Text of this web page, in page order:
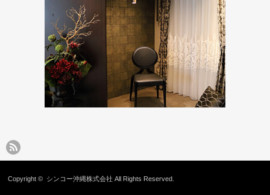
Copyright © シンコー沖縄株式会社 All Rights Reserved.